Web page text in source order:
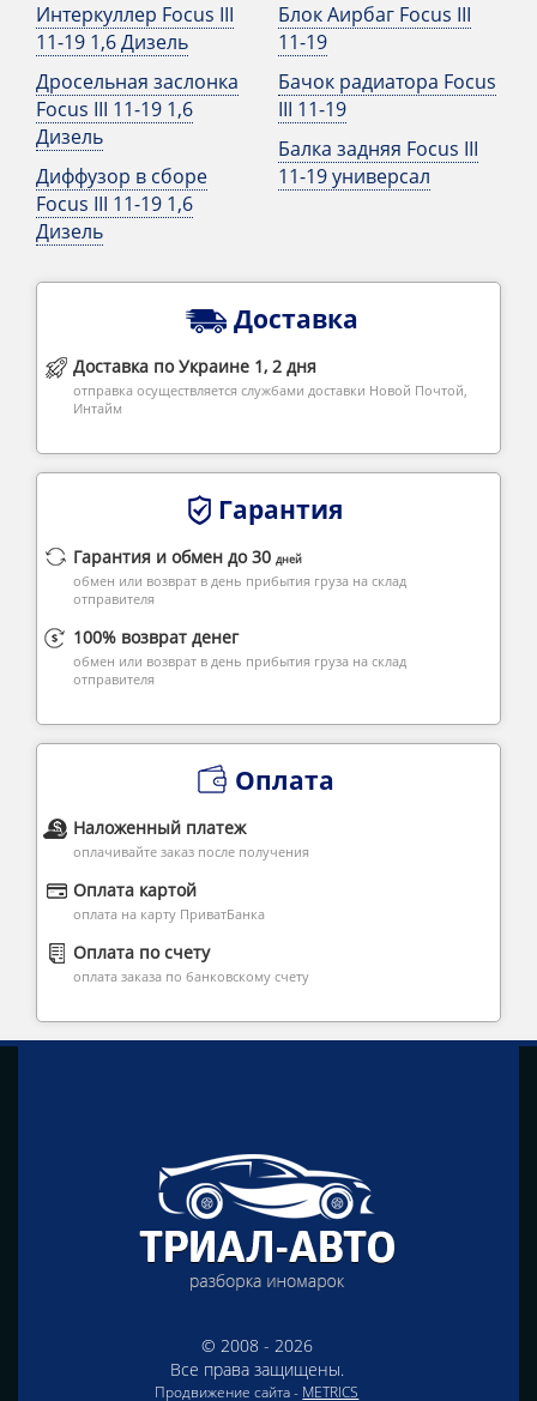
Интеркуллер Focus III
11-19 1,6 Дизель
Дросельная заслонка
Focus III 11-19 1,6
Дизель
Диффузор в сборе
Focus III 11-19 1,6
Дизель
Блок Аирбаг Focus III
11-19
Бачок радиатора Focus
III 11-19
Балка задняя Focus III
11-19 универсал
Доставка
Доставка по Украине 1, 2 дня
отправка осуществляется службами доставки Новой Почтой,
Интайм
Гарантия
Гарантия и обмен до 30 дней
обмен или возврат в день прибытия груза на склад
отправителя
100% возврат денег
обмен или возврат в день прибытия груза на склад
отправителя
Оплата
Наложенный платеж
оплачивайте заказ после получения
Оплата картой
оплата на карту ПриватБанка
Оплата по счету
оплата заказа по банковскому счету
© 2008 - 2026
Все права защищены.
Продвижение сайта - METRICS